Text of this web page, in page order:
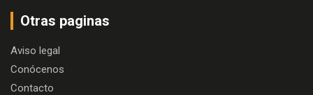
Otras paginas
Aviso legal
Conócenos
Contacto